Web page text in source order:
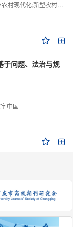
经济;城乡融合发展;新质生产力
问题、法治与规
中国